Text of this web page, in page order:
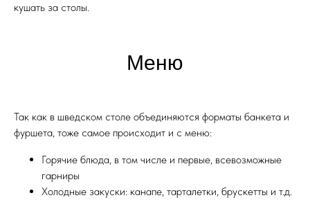
кушать за столы.
Меню
Так как в шведском столе объединяются форматы банкета и
фуршета, тоже самое происходит и с меню:
Горячие блюда, в том числе и первые, всевозможные
гарниры
Холодные закуски: канапе, тарталетки, брускетты и т.д.